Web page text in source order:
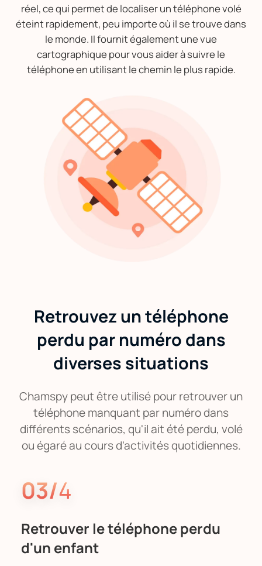
réel, ce qui permet de localiser un téléphone volé
éteint rapidement, peu importe où il se trouve dans
le monde. Il fournit également une vue
cartographique pour vous aider à suivre le
téléphone en utilisant le chemin le plus rapide.
Retrouvez un téléphone
perdu par numéro dans
diverses situations
Chamspy peut être utilisé pour retrouver un
téléphone manquant par numéro dans
différents scénarios, qu'il ait été perdu, volé
ou égaré au cours d'activités quotidiennes.
03/4
Retrouver le téléphone perdu
d'un enfant